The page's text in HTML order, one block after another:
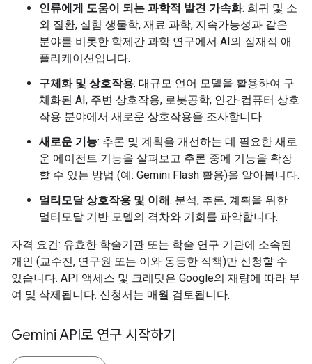
인류에게 도움이 되는 과학적 발견 가속화: 희귀 및 소
외 질환, 실험 생물학, 재료 과학, 지속가능성과 같은
분야를 비롯한 학제간 과학 연구에서 AI의 잠재적 애
플리케이션입니다.
구체화 및 상호작용: 대규모 언어 모델을 활용하여 구
체화된 AI, 주변 상호작용, 로봇공학, 인간-컴퓨터 상호
작용 분야에서 새로운 상호작용을 조사합니다.
새로운 기능: 추론 및 계획을 개선하는 데 필요한 새로
운 에이전트 기능을 살펴보고 추론 중에 기능을 확장
할 수 있는 방법 (예: Gemini Flash 활용)을 알아봅니다.
멀티모달 상호작용 및 이해: 분석, 추론, 계획을 위한
멀티모달 기반 모델의 격차와 기회를 파악합니다.
자격 요건: 유효한 학술기관 또는 학술 연구 기관에 소속된
개인 (교수진, 연구원 또는 이와 동등한 직책)만 신청할 수
있습니다. API 액세스 및 크레딧은 Google의 재량에 따라 부
여 및 삭제됩니다. 신청서는 매월 검토됩니다.
Gemini API로 연구 시작하기